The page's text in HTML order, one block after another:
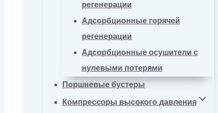
регенерации
Адсорбционные горячей
регенерации
Адсорбционные осушители с
нулевыми потерями
Поршневые бустеры
Компрессоры высокого давления